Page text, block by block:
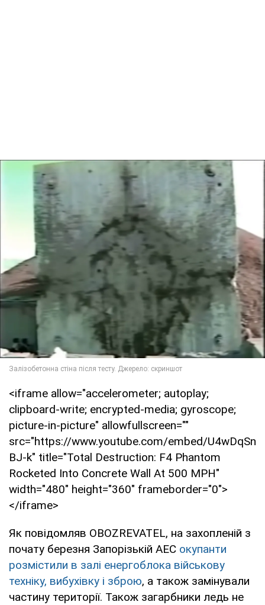
<iframe allow="accelerometer; autoplay;
clipboard-write; encrypted-media; gyroscope;
picture-in-picture" allowfullscreen=""
src="https://www.youtube.com/embed/U4wDqSn
BJ-k" title="Total Destruction: F4 Phantom
Rocketed Into Concrete Wall At 500 MPH"
width="480" height="360" frameborder="0">
</iframe>
Як повідомляв OBOZREVATEL, на захопленій з
почату березня Запорізькій АЕС окупанти
розмістили в залі енергоблока військову
техніку, вибухівку і зброю, а також замінували
частину території. Також загарбники ледь не